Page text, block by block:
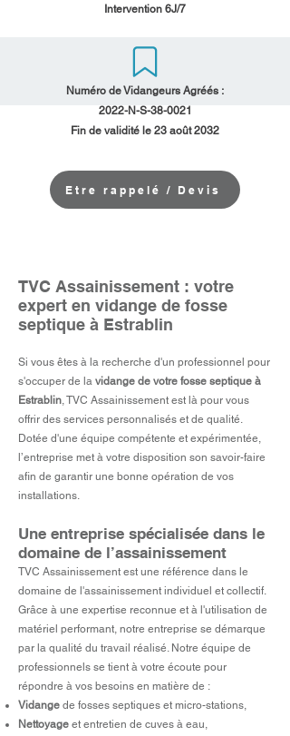
Intervention 6J/7
Numéro de Vidangeurs Agréés :
2022-N-S-38-0021
Fin de validité le 23 août 2032
Etre rappelé / Devis
TVC Assainissement : votre
expert en vidange de fosse
septique à Estrablin
Si vous êtes à la recherche d'un professionnel pour
s'occuper de la vidange de votre fosse septique à
Estrablin, TVC Assainissement est là pour vous
offrir des services personnal isés et de qualité.
Dotée d'une équipe compétente et expérimentée,
l’entreprise met à votre disposition son savoir-faire
afin de garantir une bonne opération de vos
installations.
Une entreprise spécialisée dans le
domaine de l’assainissement
TVC Assainissement est une référence dans le
domaine de l'assainissement individuel et collectif.
Grâce à une expertise reconnue et à l'utilisation de
matériel performant, notre entreprise se démarque
par la qualité du travail réalisé. Notre équipe de
professionnels se tient à votre écoute pour
répondre à vos besoins en matière de :
Vidange de fosses septiques et micro-stations,
Nettoyage et entretien de cuves à eau,